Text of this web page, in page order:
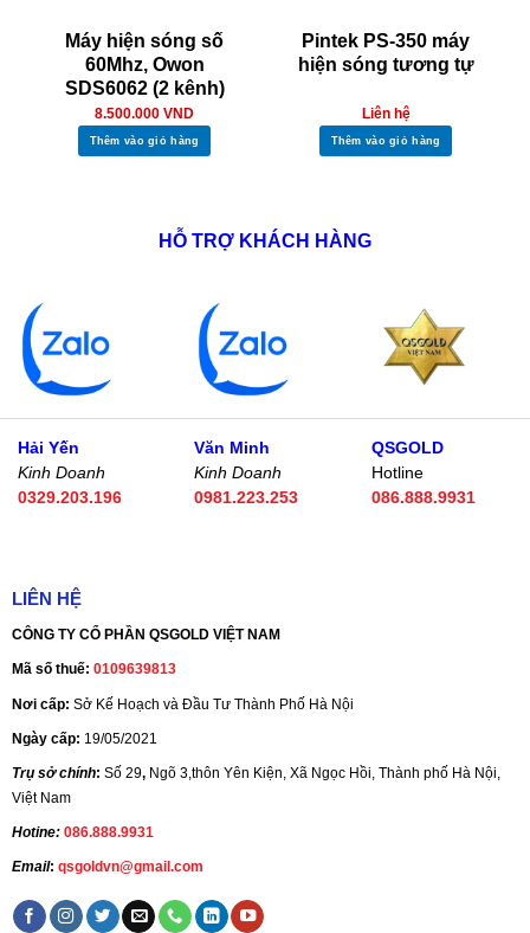
Máy hiện sóng số
60Mhz, Owon
SDS6062 (2 kênh)
8.500.000 VND
Thêm vào giỏ hàng
Pintek PS-350 máy
hiện sóng tương tự
Liên hệ
Thêm vào giỏ hàng
HỖ TRỢ KHÁCH HÀNG
Hải Yến
Kinh Doanh
0329.203.196
Văn Minh
Kinh Doanh
0981.223.253
QSGOLD
Hotline
086.888.9931
LIÊN HỆ
CÔNG TY CỔ PHẦN QSGOLD VIỆT NAM
Mã số thuế: 0109639813
Nơi cấp: Sở Kế Hoạch và Đầu Tư Thành Phố Hà Nội
Ngày cấp: 19/05/2021
Trụ sở chính: Số 29, Ngõ 3,thôn Yên Kiện, Xã Ngọc Hồi, Thành phố Hà Nội,
Việt Nam
Hotine: 086.888.9931
Email: qsgoldvn@gmail.com